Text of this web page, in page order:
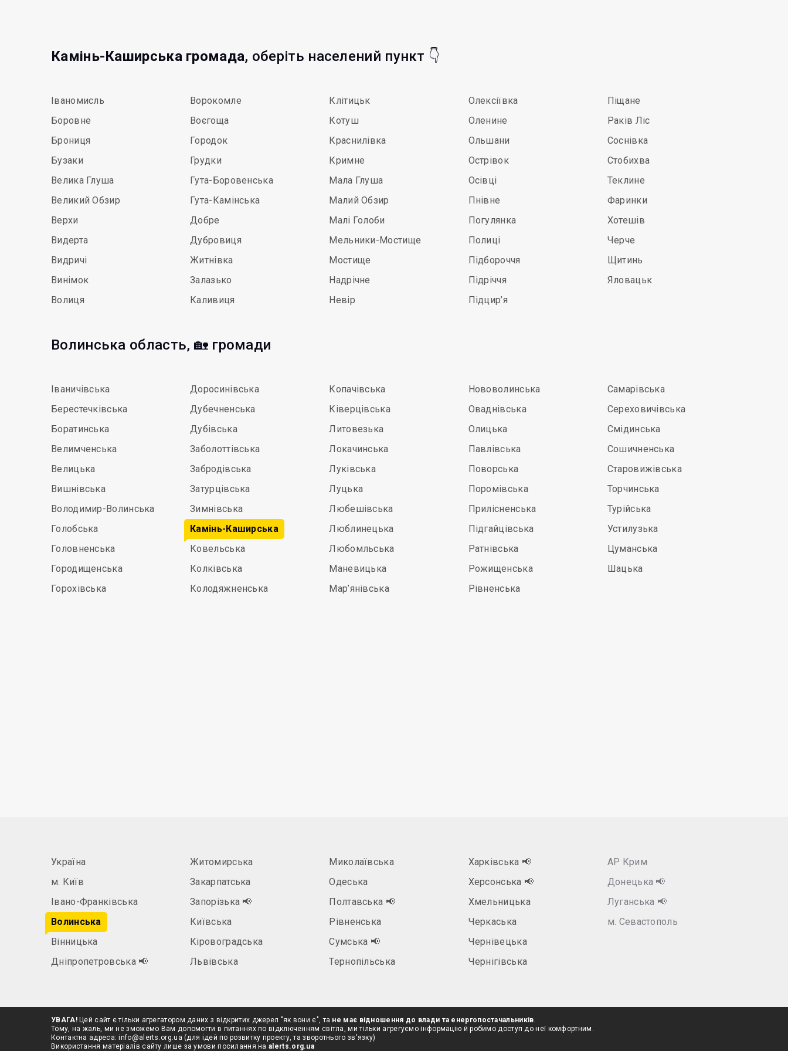
Камінь-Каширська громада, оберіть населений пункт 👇
Іваномисль
Боровне
Брониця
Бузаки
Велика Глуша
Великий Обзир
Верхи
Видерта
Видричі
Винімок
Волиця
Ворокомле
Воєгоща
Городок
Грудки
Гута-Боровенська
Гута-Камінська
Добре
Дубровиця
Житнівка
Залазько
Каливиця
Клітицьк
Котуш
Краснилівка
Кримне
Мала Глуша
Малий Обзир
Малі Голоби
Мельники-Мостище
Мостище
Надрічне
Невір
Олексіївка
Оленине
Ольшани
Острівок
Осівці
Пнівне
Погулянка
Полиці
Підбороччя
Підріччя
Підцир’я
Піщане
Раків Ліс
Соснівка
Стобихва
Теклине
Фаринки
Хотешів
Черче
Щитинь
Яловацьк
Волинська область, 🏡 громади
Іваничівська
Берестечківська
Боратинська
Велимченська
Велицька
Вишнівська
Володимир-Волинська
Голобська
Головненська
Городищенська
Горохівська
Доросинівська
Дубечненська
Дубівська
Заболоттівська
Забродівська
Затурцівська
Зимнівська
Камінь-Каширська
Ковельська
Колківська
Колодяжненська
Копачівська
Ківерцівська
Литовезька
Локачинська
Луківська
Луцька
Любешівська
Люблинецька
Любомльська
Маневицька
Мар’янівська
Нововолинська
Оваднівська
Олицька
Павлівська
Поворська
Поромівська
Прилісненська
Підгайцівська
Ратнівська
Рожищенська
Рівненська
Самарівська
Сереховичівська
Смідинська
Сошичненська
Старовижівська
Торчинська
Турійська
Устилузька
Цуманська
Шацька
Україна
м. Київ
Івано-Франківська
Волинська
Вінницька
Дніпропетровська 📢
Житомирська
Закарпатська
Запорізька 📢
Київська
Кіровоградська
Львівська
Миколаївська
Одеська
Полтавська 📢
Рівненська
Сумська 📢
Тернопільська
Харківська 📢
Херсонська 📢
Хмельницька
Черкаська
Чернівецька
Чернігівська
АР Крим
Донецька 📢
Луганська 📢
м. Севастополь
УВАГА!Цей сайт є тільки агрегатором даних з відкритих джерел "як вони є", та не має відношення до влади та енергопостачальників.
Тому, на жаль, ми не зможемо Вам допомогти в питаннях по відключенням світла, ми тільки агрегуємо інформацію й робимо доступ до неї комфортним.
Контактна адреса:info@alerts.org.ua (для ідей по розвитку проекту, та зворотнього зв'язку)
Використання матеріалів сайту лише за умови посилання наalerts.org.ua